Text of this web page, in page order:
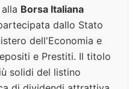
Borsa Italiana
dallo Stato
dell'Economia e
e Prestiti. Il titolo
solidi del listino